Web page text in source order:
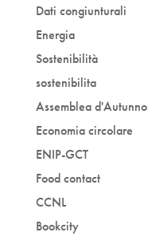
Dati congiunturali
Energia
Sostenibilità
sostenibilita
Assemblea d'Autunno
Economia circolare
ENIP-GCT
Food contact
CCNL
Bookcity